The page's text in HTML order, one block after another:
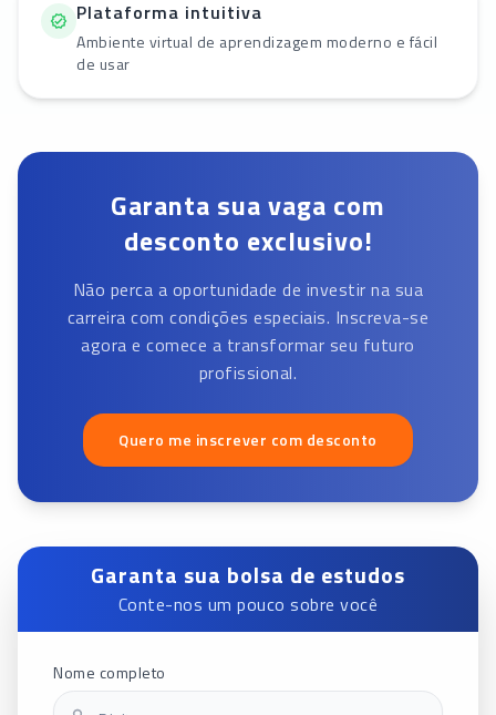
Plataforma intuitiva
Ambiente virtual de aprendizagem moderno e fácil
de usar
Garanta sua vaga com
desconto exclusivo!
Não perca a oportunidade de investir na sua
carreira com condições especiais. Inscreva-se
agora e comece a transformar seu futuro
profissional.
Quero me inscrever com desconto
Garanta sua bolsa de estudos
Conte-nos um pouco sobre você
Nome completo